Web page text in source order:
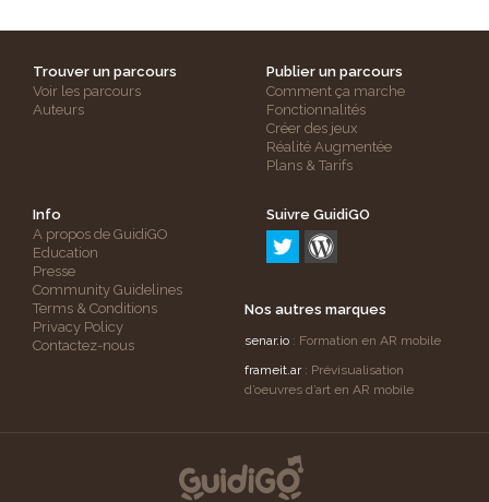
Trouver un parcours
Voir les parcours
Auteurs
Publier un parcours
Comment ça marche
Fonctionnalités
Créer des jeux
Réalité Augmentée
Plans & Tarifs
Info
A propos de GuidiGO
Education
Presse
Community Guidelines
Terms & Conditions
Privacy Policy
Contactez-nous
Suivre GuidiGO
Nos autres marques
senar.io : Formation en AR mobile
frameit.ar: Prévisualisation
d’oeuvres d’art en AR mobile